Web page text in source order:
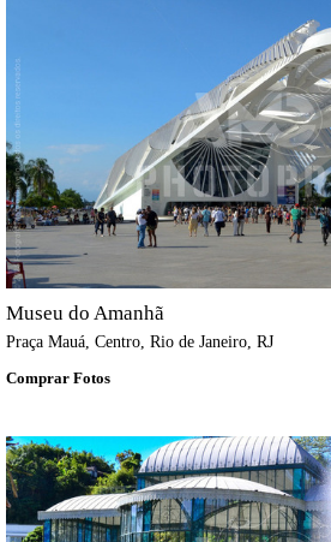
Museu do Amanhã
Praça Mauá, Centro, Rio de Janeiro, RJ
Comprar Fotos